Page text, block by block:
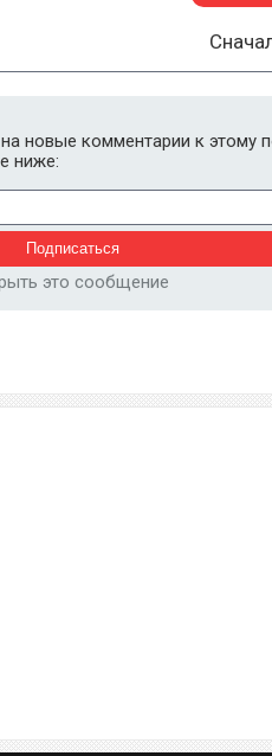
новые комментарии к этому
ниже:
это сообщение